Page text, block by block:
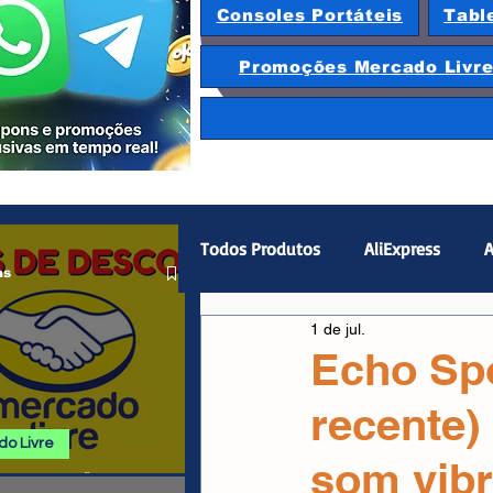
Consoles Portáteis
Promoções Mercado Livre
PROMOÇÕES
Livre
Todos Produtos AliExpress
Magazine Luiza
Smartphones
Echo
som
1 de jul.